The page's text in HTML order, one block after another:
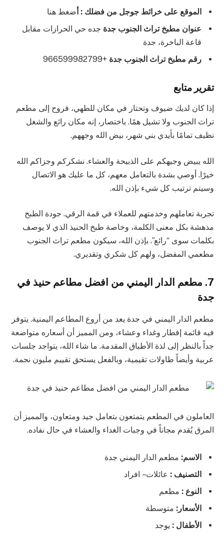
الموقع على خرائط جوجل من فضلك : أضغط هنا
عنوان مطبخ تراث الجنوب جدة جده حي الحرازات مقابل
قاعة الباخرة، جدة
رقم مطبخ تراث الجنوب جدة +966599982799
تقرير متابع
إذا كان لديك ضيوف وتحتار في مكان للطهي، فروح إلى مطعم
تراث الجنوب ولا تشيل همًا. باختصار، إنه مكان رائع والشغل
نظيف تمامًا بأيدي بني شهر، بيض الله وجههم.
الله يبيض وجيهكم على الذبيحة والعشاء. نشكركم وجزاكم الله
خيرًا. أوصي بشدة بالتعامل معهم، كل ما عليك هو الاتصال
وسيتم ترتيب كل شيء بإذن الله.
تجربة تعاملهم وخدمتهم للعملاء في قمة الرقي. جودة الطبخ
مدهشة بكل معنى الكلمة، وخاصة طبخ الحنيذ الذي لا يوصف
بكلمات سوى “رائع”. بإذن الله، سيكون مطعم تراث الجنوب
مطعمي المفضل، ولهم كل شكري وتقديري.
7. مطعم الدار اليمني من افضل مطاعم حنيذ في
جدة
مطعم الدار اليمني في جدة يعد من أروع المطاعم اليمنية. يتوفر
فيه قائمة إفطار وغداء وعشاء، ومن المميز أن أسعاره متواضعة
جداً بالنظر إلى لذة الأطباق المقدمة. ما شاء الله، يتواجد جلسات
عربية وأيضاً طاولات تقيمية، وبالفعل يستحق تقييم مليون نجمة.
العاملون في المطعم يتمتعون بتعامل جيد ومتعاون، والمميز أن
المرق يُقدم مجاناً في وجبات الغداء والعشاء في حال نفاده.
الاسم: مطعم الدار اليمني جدة
التصنيف : عائلات – افراد
النوع : مطعم
الأسعار: متوسطة
الأطفال : يوجد